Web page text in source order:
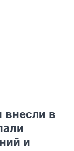
внесли в
и